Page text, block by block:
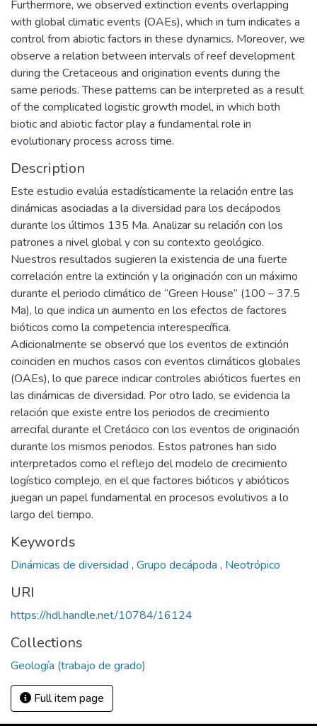
Furthermore, we observed extinction events overlapping
with global climatic events (OAEs), which in turn indicates a
control from abiotic factors in these dynamics. Moreover, we
observe a relation between intervals of reef development
during the Cretaceous and origination events during the
same periods. These patterns can be interpreted as a result
of the complicated logistic growth model, in which both
biotic and abiotic factor play a fundamental role in
evolutionary process across time.
Description
Este estudio evalúa estadísticamente la relación entre las
dinámicas asociadas a la diversidad para los decápodos
durante los últimos 135 Ma. Analizar su relación con los
patrones a nivel global y con su contexto geológico.
Nuestros resultados sugieren la existencia de una fuerte
correlación entre la extinción y la originación con un máximo
durante el periodo climático de “Green House” (100 – 37.5
Ma), lo que indica un aumento en los efectos de factores
bióticos como la competencia interespecífica.
Adicionalmente se observó que los eventos de extinción
coinciden en muchos casos con eventos climáticos globales
(OAEs), lo que parece indicar controles abióticos fuertes en
las dinámicas de diversidad. Por otro lado, se evidencia la
relación que existe entre los periodos de crecimiento
arrecifal durante el Cretácico con los eventos de originación
durante los mismos periodos. Estos patrones han sido
interpretados como el reflejo del modelo de crecimiento
logístico complejo, en el que factores bióticos y abióticos
juegan un papel fundamental en procesos evolutivos a lo
largo del tiempo.
Keywords
Dinámicas de diversidad , Grupo decápoda , Neotrópico
URI
https://hdl.handle.net/10784/16124
Collections
Geología (trabajo de grado)
Full item page